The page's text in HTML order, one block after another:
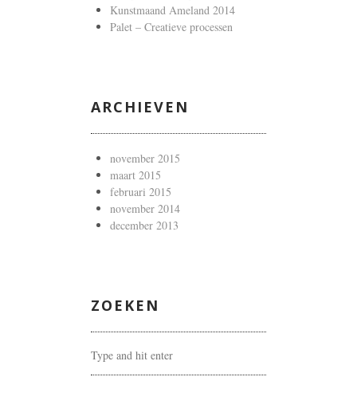
Kunstmaand Ameland 2014
Palet – Creatieve processen
ARCHIEVEN
november 2015
maart 2015
februari 2015
november 2014
december 2013
ZOEKEN